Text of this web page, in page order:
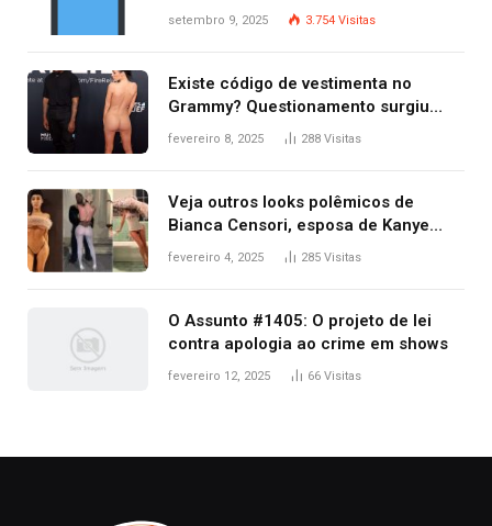
criminosos no mesmo dia
setembro 9, 2025 3.754 Visitas
Existe código de vestimenta no
Grammy? Questionamento surgiu
após Bianca Censori, mulher de
fevereiro 8, 2025 288 Visitas
Veja outros looks polêmicos de
Bianca Censori, esposa de Kanye
West que apareceu nua no Grammy
fevereiro 4, 2025 285 Visitas
O Assunto #1405: O projeto de lei
contra apologia ao crime em shows
fevereiro 12, 2025 66 Visitas